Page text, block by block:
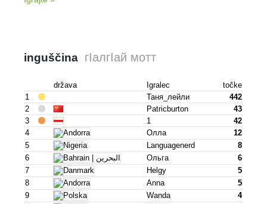
inguščina гӀалгӀай мотт
država Igralec
točke
1
Таня_лейли
442
2
Patricburton
43
3
1
42
4
Олла
12
5
Languagenerd
8
6
Ольга
6
7
Helgy
5
8
Anna
5
9
Wanda
4